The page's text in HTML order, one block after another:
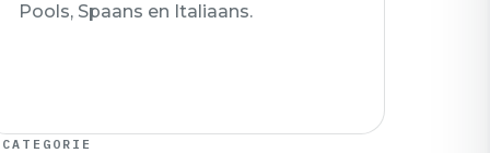
Pools, Spaans en Italiaans.